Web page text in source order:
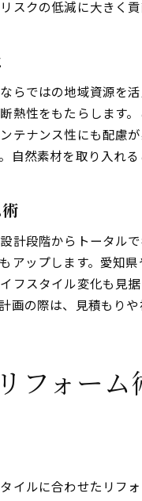
安心して始める
家族で考え
住まい診断
初めてでも
クの低減に大きく
らではの地域資源を
性をもたらします
テナンス性にも配慮
然素材を取り入れ
計段階からトータル
ップします。愛知
フスタイル変化も見
の際は、見積もり
フォーム
イルに合わせたリフ